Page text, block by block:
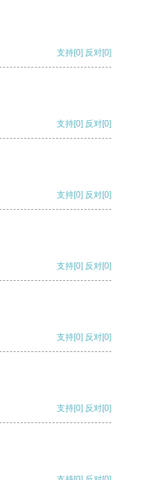
支持[0] 反对[0]
支持[0] 反对[0]
支持[0] 反对[0]
支持[0] 反对[0]
支持[0] 反对[0]
支持[0] 反对[0]